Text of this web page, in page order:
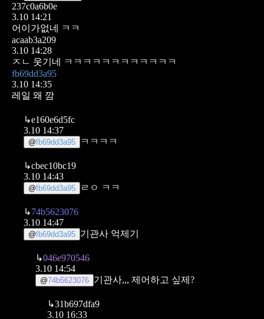
237c0a6b0e
3.10 14:21
어이가없네 ㅋㅋ
acaab3a209
3.10 14:28
ㅈㄴ 웃기네 ㅋㅋㅋㅋㅋㅋㅋㅋㅋㅋㅋㅋ
fb69dd3a95
3.10 14:35
레일 왜 깜
↳e160e6d5fc
3.10 14:37
@fb69dd3a95 ㅋㅋㅋㅋ
↳cbec10bc19
3.10 14:43
@fb69dd3a95 ㄹㅇ ㅋㅋ
↳74b5623076
3.10 14:47
@fb69dd3a95 기관사 억제기
↳046e970546
3.10 14:54
@74b5623076 기관사,,, 제어하고 싶제?
↳31b697dfa9
3.10 16:33